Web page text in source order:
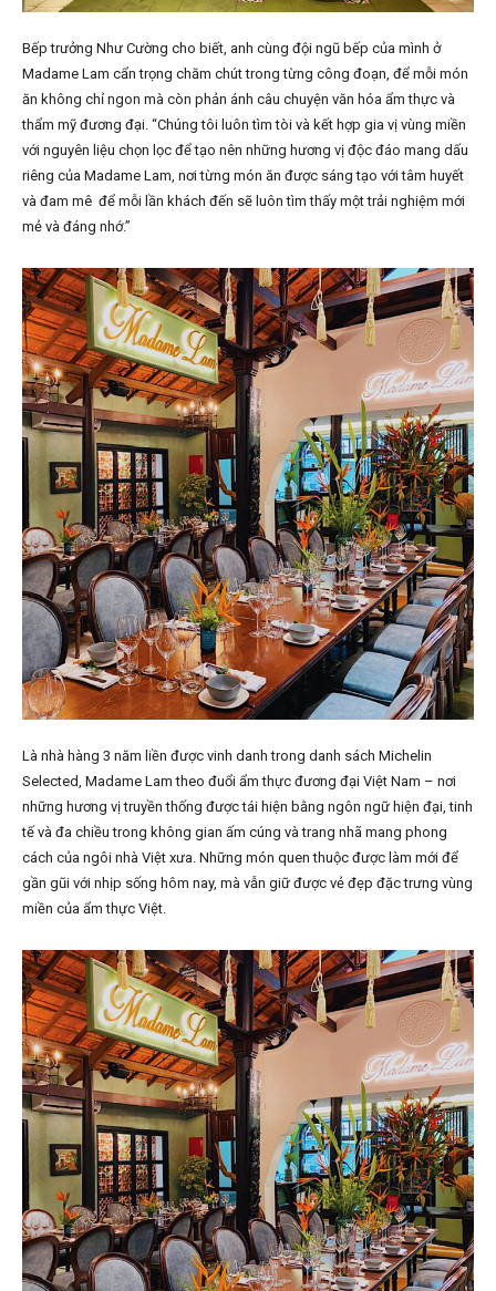
Bếp trưởng Như Cường cho biết, anh cùng đội ngũ bếp của mình ở
Madame Lam cẩn trọng chăm chút trong từng công đoạn, để mỗi món
ăn không chỉ ngon mà còn phản ánh câu chuyện văn hóa ẩm thực và
thẩm mỹ đương đại. “Chúng tôi luôn tìm tòi và kết hợp gia vị vùng miền
với nguyên liệu chọn lọc để tạo nên những hương vị độc đáo mang dấu
riêng của Madame Lam, nơi từng món ăn được sáng tạo với tâm huyết
và đam mê để mỗi lần khách đến sẽ luôn tìm thấy một trải nghiệm mới
mẻ và đáng nhớ.”
Là nhà hàng 3 năm liền được vinh danh trong danh sách Michelin
Selected, Madame Lam theo đuổi ẩm thực đương đại Việt Nam – nơi
những hương vị truyền thống được tái hiện bằng ngôn ngữ hiện đại, tinh
tế và đa chiều trong không gian ấm cúng và trang nhã mang phong
cách của ngôi nhà Việt xưa. Những món quen thuộc được làm mới để
gần gũi với nhịp sống hôm nay, mà vẫn giữ được vẻ đẹp đặc trưng vùng
miền của ẩm thực Việt.